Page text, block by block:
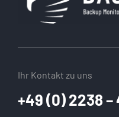
Ihr Kontakt zu uns
+49 (0) 2238 –